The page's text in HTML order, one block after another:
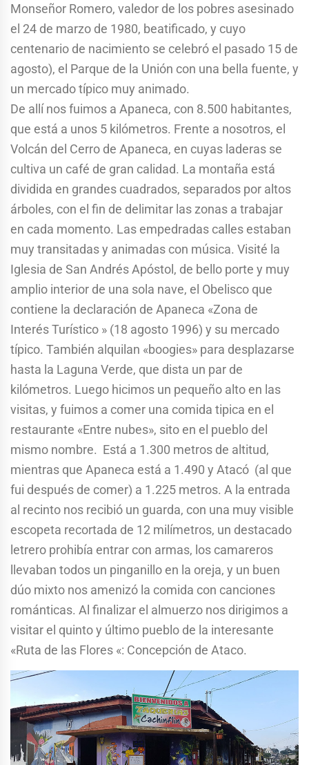
Monseñor Romero, valedor de los pobres asesinado
el 24 de marzo de 1980, beatificado, y cuyo
centenario de nacimiento se celebró el pasado 15 de
agosto), el Parque de la Unión con una bella fuente, y
un mercado típico muy animado.
De allí nos fuimos a Apaneca, con 8.500 habitantes,
que está a unos 5 kilómetros. Frente a nosotros, el
Volcán del Cerro de Apaneca, en cuyas laderas se
cultiva un café de gran calidad. La montaña está
dividida en grandes cuadrados, separados por altos
árboles, con el fin de delimitar las zonas a trabajar
en cada momento. Las empedradas calles estaban
muy transitadas y animadas con música. Visité la
Iglesia de San Andrés Apóstol, de bello porte y muy
amplio interior de una sola nave, el Obelisco que
contiene la declaración de Apaneca «Zona de
Interés Turístico » (18 agosto 1996) y su mercado
típico. También alquilan «boogies» para desplazarse
hasta la Laguna Verde, que dista un par de
kilómetros. Luego hicimos un pequeño alto en las
visitas, y fuimos a comer una comida tipica en el
restaurante «Entre nubes», sito en el pueblo del
mismo nombre. Está a 1.300 metros de altitud,
mientras que Apaneca está a 1.490 y Atacó (al que
fui después de comer) a 1.225 metros. A la entrada
al recinto nos recibió un guarda, con una muy visible
escopeta recortada de 12 milímetros, un destacado
letrero prohibía entrar con armas, los camareros
llevaban todos un pinganillo en la oreja, y un buen
dúo mixto nos amenizó la comida con canciones
románticas. Al finalizar el almuerzo nos dirigimos a
visitar el quinto y último pueblo de la interesante
«Ruta de las Flores «: Concepción de Ataco.